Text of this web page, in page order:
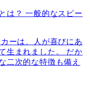
は？ 一般的なスピー
ーは、人が喜びにあ
生まれました。 だか
二次的な特徴も備え